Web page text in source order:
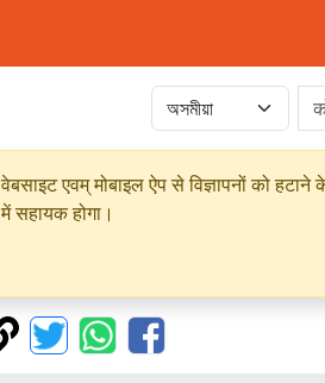
वेबसाइट एवम् मोबाइल ऐप से विज्ञापनों को
में सहायक होगा।